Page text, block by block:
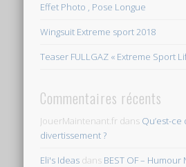
Effet Photo , Pose Longue
Wingsuit Extreme sport 2018
Teaser FULLGAZ « Extreme Sport
Commentaires récents
JouerMaintenant.fr dans Qu’est-ce
divertissement ?
Eli's Ideas dans BEST OF – Humour